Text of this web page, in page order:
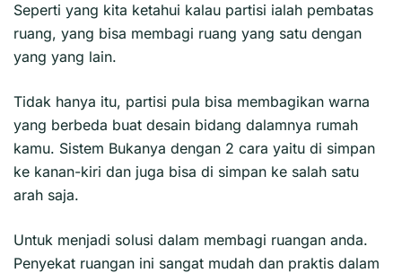
Seperti yang kita ketahui kalau partisi ialah pembatas
ruang, yang bisa membagi ruang yang satu dengan
yang yang lain.
Tidak hanya itu, partisi pula bisa membagikan warna
yang berbeda buat desain bidang dalamnya rumah
kamu. Sistem Bukanya dengan 2 cara yaitu di simpan
ke kanan-kiri dan juga bisa di simpan ke salah satu
arah saja.
Untuk menjadi solusi dalam membagi ruangan anda.
Penyekat ruangan ini sangat mudah dan praktis dalam